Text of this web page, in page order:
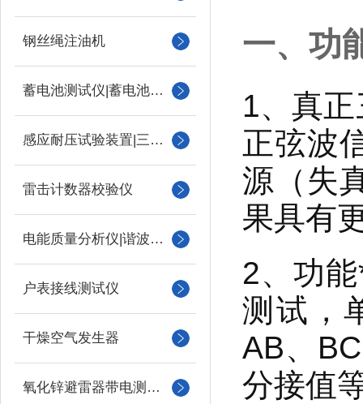
钢丝绳注油机
蓄电池测试仪|蓄电池充放电测试仪
感应耐压试验装置|三倍频
雷击计数器校验仪
电能质量分析仪|谐波测试
户表接线测试仪
干燥空气发生器
氧化锌避雷器带电测试仪（氧化锌避雷器测试仪）
一、功
1、真
正弦波
源（失
果具有
2、功
测试，
AB、
分接值